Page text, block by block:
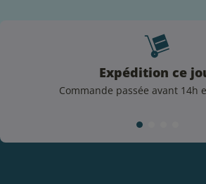
liquide reste bon et sans danger
cependant petit à petit ses saveurs.
Précautions d’emploi
interdite aux mineurs, fortement
femmes enceintes et aux
Expédition ce
Commande passée avant 14h